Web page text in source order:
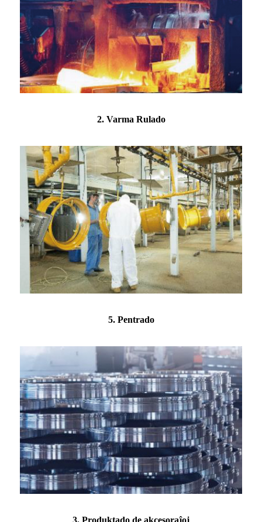
2. Varma Rulado
5. Pentrado
3. Produktado de akcesoraĵoj